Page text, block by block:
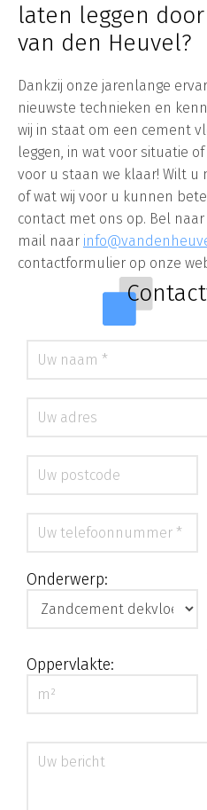
laten leggen
van den Heuvel?
Dankzij onze jarenlange
nieuwste technieken en
wij in staat om een cement
leggen, in wat voor situatie
voor u staan we klaar! Wilt
of wat wij voor u kunnen
contact met ons op. Bel naar
mail naar
contactformulier op onze
Onderwerp:
Oppervlakte: